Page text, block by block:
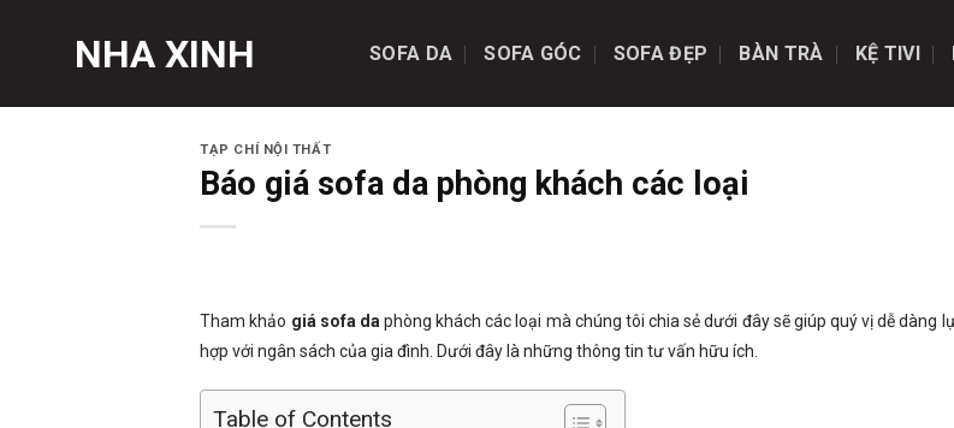
NHA XINH SOFA DA SOFA GÓC SOFA ĐẸP BÀN TRÀ KỆ TIVI
TẠP CHÍ NỘI THẤT
Báo giá sofa da phòng khách các loại
Tham khảo giá sofa da phòng khách các loại mà chúng tôi chia sẻ dưới đây sẽ giúp quý vị dễ
hợp với ngân sách của gia đình. Dưới đây là những thông tin tư vấn hữu ích.
Table of Contents